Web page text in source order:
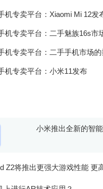
机专卖平台：小米11发布
小米推出全新的智